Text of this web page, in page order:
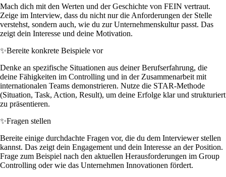
Mach dich mit den Werten und der Geschichte von FEIN vertraut.
Zeige im Interview, dass du nicht nur die Anforderungen der Stelle
verstehst, sondern auch, wie du zur Unternehmenskultur passt. Das
zeigt dein Interesse und deine Motivation.
✨Bereite konkrete Beispiele vor
Denke an spezifische Situationen aus deiner Berufserfahrung, die
deine Fähigkeiten im Controlling und in der Zusammenarbeit mit
internationalen Teams demonstrieren. Nutze die STAR-Methode
(Situation, Task, Action, Result), um deine Erfolge klar und strukturiert
zu präsentieren.
✨Fragen stellen
Bereite einige durchdachte Fragen vor, die du dem Interviewer stellen
kannst. Das zeigt dein Engagement und dein Interesse an der Position.
Frage zum Beispiel nach den aktuellen Herausforderungen im Group
Controlling oder wie das Unternehmen Innovationen fördert.